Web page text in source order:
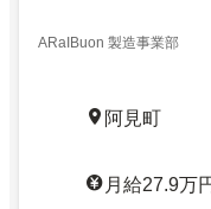
ARaIBuon 製造事業部
阿見町
月給27.9万